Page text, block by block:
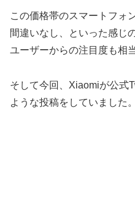
この価格帯のスマートフォ
間違いなし、といった感じ
ユーザーからの注目度も相
そして今回、Xiaomiが公式
ような投稿をしていました。